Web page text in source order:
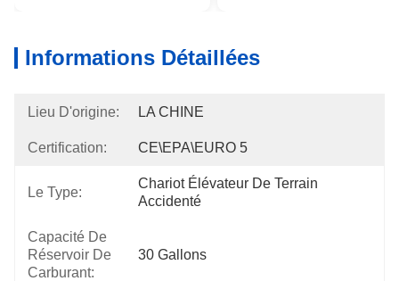
Informations Détaillées
Lieu D'origine: LA CHINE
Certification: CE\EPA\EURO 5
Le Type:
Chariot Élévateur De Terrain
Accidenté
Capacité De
Réservoir De
Carburant:
30 Gallons